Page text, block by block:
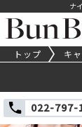
ナ
トップ キ
022-797-